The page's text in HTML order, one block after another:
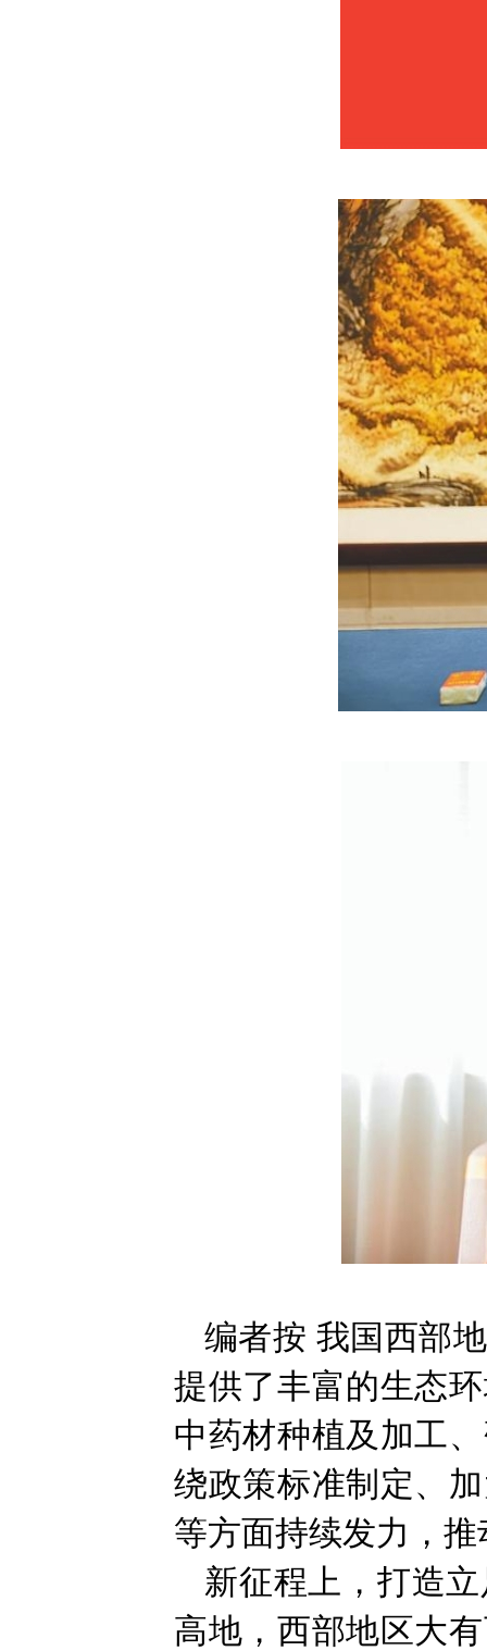
编者按 我国西部
提供了丰富的生态
中药材种植及加工
绕政策标准制定、
等方面持续发力，
新征程上，打造
高地，西部地区大